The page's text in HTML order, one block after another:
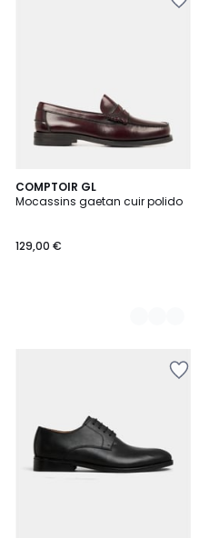
COMPTOIR GL
Mocassins gaetan cuir polido
129,00 €
2
Couleurs